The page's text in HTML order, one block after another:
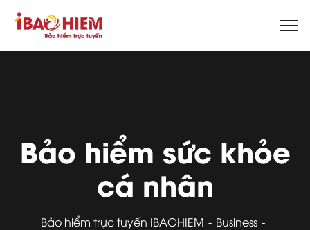
Bảo hiểm sức khỏe
cá nhân
Bảo hiểm trực tuyến IBAOHIEM
Business